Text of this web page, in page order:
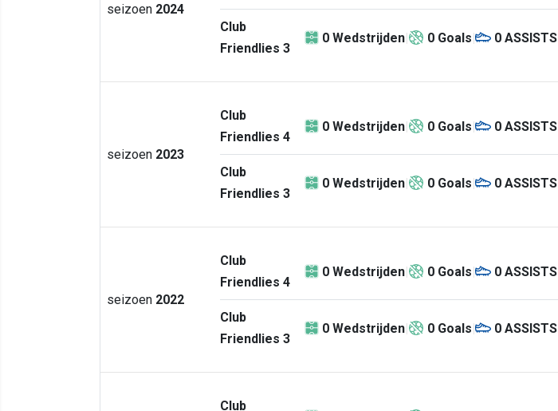
seizoen 2024
Club
Friendlies 3
0 Wedstrijden 0 Goals 0 ASSISTS
seizoen 2023
Club
Friendlies 4
0 Wedstrijden 0 Goals 0 ASSISTS
Club
Friendlies 3
0 Wedstrijden 0 Goals 0 ASSISTS
seizoen 2022
Club
Friendlies 4
0 Wedstrijden 0 Goals 0 ASSISTS
Club
Friendlies 3
0 Wedstrijden 0 Goals 0 ASSISTS
Club